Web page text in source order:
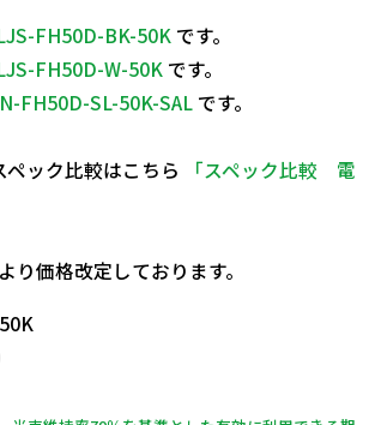
FH50D-BK-50K です。
FH50D-W-50K です。
FH50D-SL-50K-SAL です。
ック比較はこちら
「スペック比較 電
価格改定しております。